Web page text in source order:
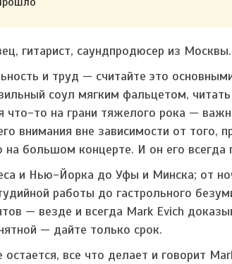
гитарист, саундпродюсер из Москвы.
и труд — считайте это
соул мягким фальцетом,
что-то на грани тяжелого рока —
внимания вне зависимости от того,
на большом концерте. И он его всегда
и Нью-Йорка до Уфы и Минска; от
работы до гастрольного
— везде и всегда Mark Evich
— дайте только срок.
все что делает и говорит